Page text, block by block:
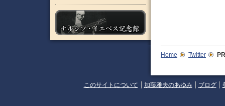
Home Twitter
このサイトについて 加藤雅夫のあゆみ ブログ